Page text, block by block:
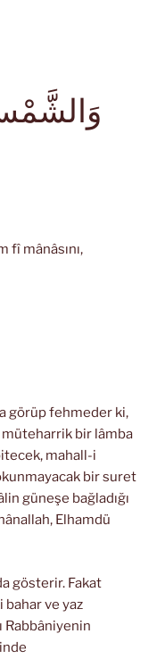
fî mânâsını,
görüp fehmeder ki,
müteharrik bir lâmba
mahall-i
bir suret
güneşe bağladığı
Elhamdü
gösterir. Fakat
bahar ve yaz
Rabbâniyenin